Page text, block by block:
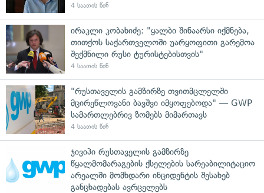
4 საათის წინ
ირაკლი კობახიძე: "ყალბი შინაარსი იქმნება,
თითქოს საქართველოში უარყოფითი გარემოა
შექმნილი რუსი ტურისტებისთვის"
4 საათის წინ
"რუსთაველის გამზირზე თვითმცლელში
მცირეწლოვანი ბავშვი იმყოფებოდა" — GWP
სამართლებრივ ზომებს მიმართავს
4 საათის წინ
ჯივიპი რუსთაველის გამზირზე
წყალმომარაგების ქსელების სარეაბილიტაციო
არეალში მომხდარი ინციდენტის შესახებ
განცხადებას ავრცელებს